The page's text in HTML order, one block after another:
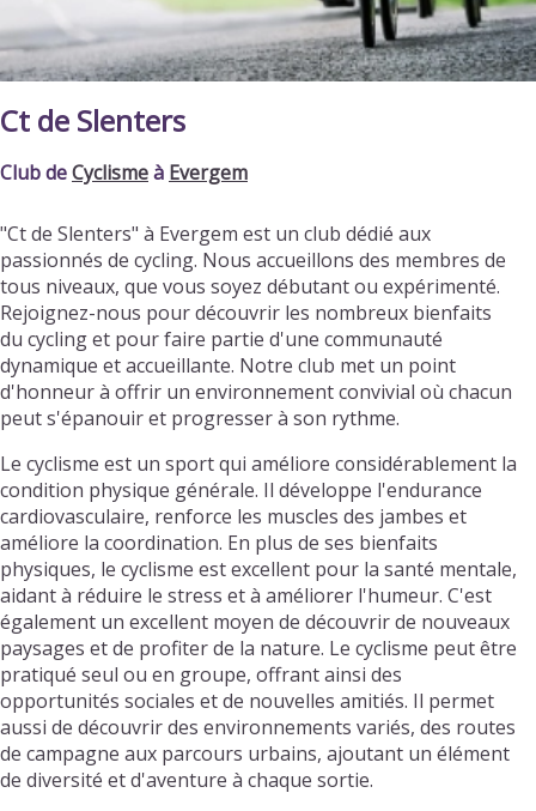
Ct de Slenters
Club deCyclismeà Evergem
"Ct de Slenters" à Evergem est un club dédié aux
passionnés de cycling. Nous accueillons des membres de
tous niveaux, que vous soyez débutant ou expérimenté.
Rejoignez-nous pour découvrir les nombreux bienfaits
du cycling et pour faire partie d'une communauté
dynamique et accueillante. Notre club met un point
d'honneur à offrir un environnement convivial où chacun
peut s'épanouir et progresser à son rythme.
Le cyclisme est un sport qui améliore considérablement la
condition physique générale. Il développe l'endurance
cardiovasculaire, renforce les muscles des jambes et
améliore la coordination. En plus de ses bienfaits
physiques, le cyclisme est excellent pour la santé mentale,
aidant à réduire le stress et à améliorer l'humeur. C'est
également un excellent moyen de découvrir de nouveaux
paysages et de profiter de la nature. Le cyclisme peut être
pratiqué seul ou en groupe, offrant ainsi des
opportunités sociales et de nouvelles amitiés. Il permet
aussi de découvrir des environnements variés, des routes
de campagne aux parcours urbains, ajoutant un élément
de diversité et d'aventure à chaque sortie.